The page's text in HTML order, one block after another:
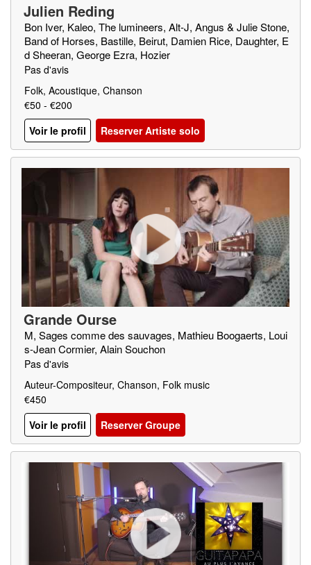
Julien Reding
Bon Iver, Kaleo, The lumineers, Alt-J, Angus & Julie Stone,
Band of Horses, Bastille, Beirut, Damien Rice, Daughter, E
d Sheeran, George Ezra, Hozier
Pas d'avis
Folk, Acoustique, Chanson
€50 - €200
Voir le profil
Reserver Artiste solo
Grande Ourse
M, Sages comme des sauvages, Mathieu Boogaerts, Loui
s-Jean Cormier, Alain Souchon
Pas d'avis
Auteur-Compositeur, Chanson, Folk music
€450
Voir le profil
Reserver Groupe